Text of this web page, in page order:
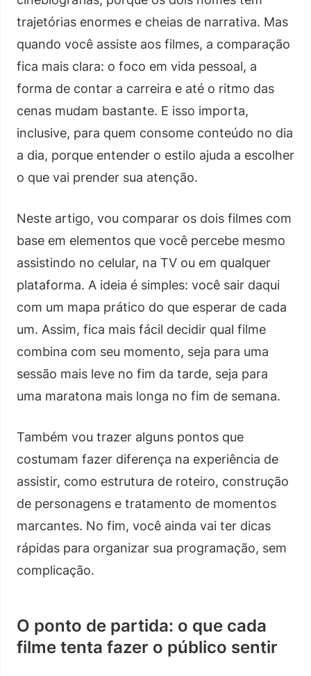
trajetórias enormes e cheias de narrativa. Mas
quando você assiste aos filmes, a comparação
fica mais clara: o foco em vida pessoal, a
forma de contar a carreira e até o ritmo das
cenas mudam bastante. E isso importa,
inclusive, para quem consome conteúdo no dia
a dia, porque entender o estilo ajuda a escolher
o que vai prender sua atenção.
Neste artigo, vou comparar os dois filmes com
base em elementos que você percebe mesmo
assistindo no celular, na TV ou em qualquer
plataforma. A ideia é simples: você sair daqui
com um mapa prático do que esperar de cada
um. Assim, fica mais fácil decidir qual filme
combina com seu momento, seja para uma
sessão mais leve no fim da tarde, seja para
uma maratona mais longa no fim de semana.
Também vou trazer alguns pontos que
costumam fazer diferença na experiência de
assistir, como estrutura de roteiro, construção
de personagens e tratamento de momentos
marcantes. No fim, você ainda vai ter dicas
rápidas para organizar sua programação, sem
complicação.
O ponto de partida: o que cada
filme tenta fazer o público sentir